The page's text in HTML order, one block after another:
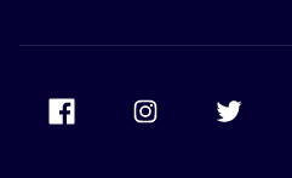
Accor Facebook Accor